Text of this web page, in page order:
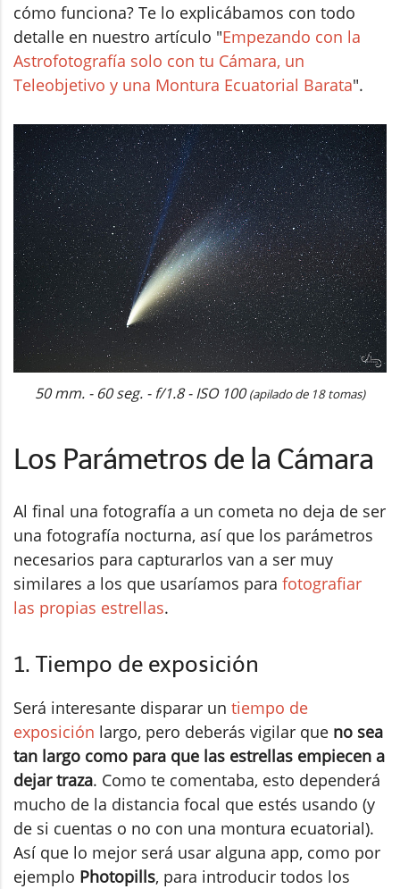
cómo funciona? Te lo explicábamos con todo
detalle en nuestro artículo "Empezando con la
Astrofotografía solo con tu Cámara, un
Teleobjetivo y una Montura Ecuatorial Barata".
50 mm. - 60 seg. - f/1.8 - ISO 100(apilado de 18 tomas)
Los Parámetros de la Cámara
Al final una fotografía a un cometa no deja de ser
una fotografía nocturna, así que los parámetros
necesarios para capturarlos van a ser muy
similares a los que usaríamos para fotografiar
las propias estrellas.
1. Tiempo de exposición
Será interesante disparar un tiempo de
exposición largo, pero deberás vigilar que no sea
tan largo como para que las estrellas empiecen a
dejar traza. Como te comentaba, esto dependerá
mucho de la distancia focal que estés usando (y
de si cuentas o no con una montura ecuatorial).
Así que lo mejor será usar alguna app, como por
ejemplo Photopills, para introducir todos los